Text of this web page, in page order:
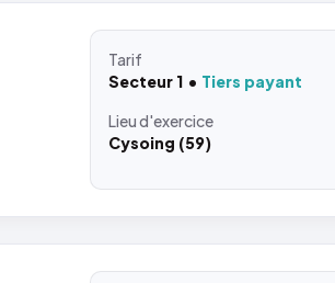
Tarif
Secteur 1
Tiers payant
Lieud'exercice
Cysoing (59)